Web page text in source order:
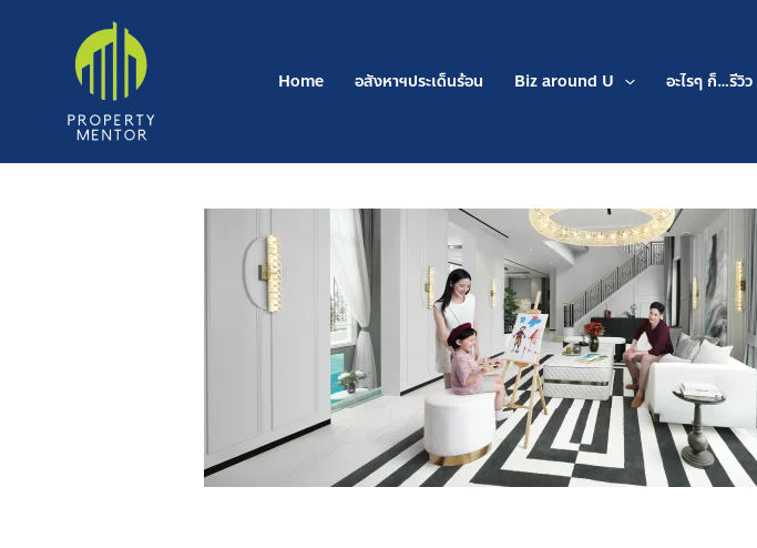
Home อสังหาฯประเด็นร้อน Biz around U อะไรๆ ก็…รีวิว
navigation